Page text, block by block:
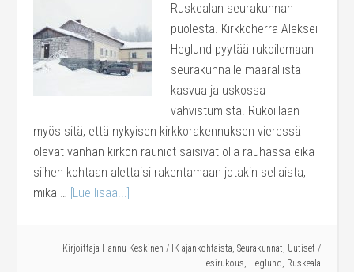
Ruskealan seurakunnan
puolesta. Kirkkoherra Aleksei
Heglund pyytää rukoilemaan
seurakunnalle määrällistä
kasvua ja uskossa
vahvistumista. Rukoillaan
myös sitä, että nykyisen kirkkorakennuksen vieressä
olevat vanhan kirkon rauniot saisivat olla rauhassa eikä
siihen kohtaan alettaisi rakentamaan jotakin sellaista,
mikä … [Lue lisää...]
Kirjoittaja Hannu Keskinen / IK ajankohtaista, Seurakunnat, Uutiset /
esirukous, Heglund, Ruskeala